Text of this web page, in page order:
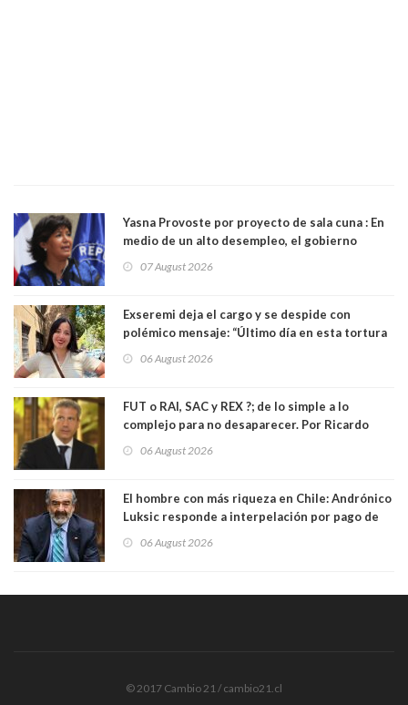
Yasna Provoste por proyecto de sala cuna : En
medio de un alto desempleo, el gobierno
07 August 2026
Exseremi deja el cargo y se despide con
polémico mensaje: “Último día en esta tortura
06 August 2026
FUT o RAI, SAC y REX ?; de lo simple a lo
complejo para no desaparecer. Por Ricardo
06 August 2026
El hombre con más riqueza en Chile: Andrónico
Luksic responde a interpelación por pago de
día que me muera”
06 August 2026
© 2017 Cambio 21 / cambio21.cl